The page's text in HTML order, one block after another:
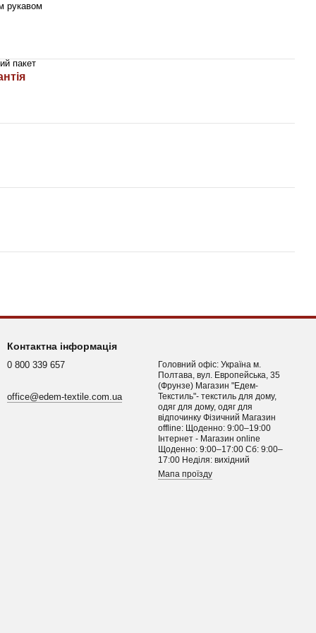
рукавом
пакет
Контактна інформація
0 800 339 657
office@edem-textile.com.ua
Головний офіс: Україна м.
Полтава, вул. Европейська, 35
(Фрунзе) Магазин "Едем-
Текстиль"- текстиль для дому,
одяг для дому, одяг для
відпочинку Фізичний Магазин
offline: Щоденно: 9:00–19:00
Інтернет - Магазин online
Щоденно: 9:00–17:00 Сб: 9:00–
17:00 Неділя: вихідний
Мапа проїзду